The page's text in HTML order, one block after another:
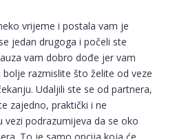
vrijeme i postala vam je
jedan drugoga i počeli ste
vam dobro dođe jer vam
razmislite što želite od veze
Udaljili ste se od partnera,
zajedno, praktički i ne
vezi podrazumijeva da se oko